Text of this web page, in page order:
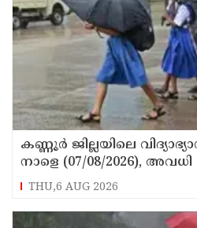
കണ്ണൂർ ജില്ലയിലെ
നാളെ (07/08/2026), അവധി
THU,6 AUG 2026